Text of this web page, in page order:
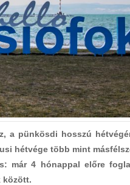
a pünkösdi hosszú
hétvége több mint
már 4 hónappal előre
között.